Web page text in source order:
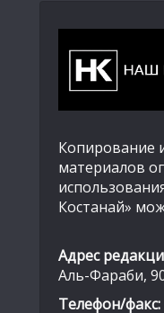
Копирование
материалов
Костанай»
Адрес
Аль-Фараби,
Телефон/факс: